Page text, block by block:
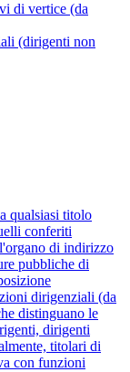
di vertice (da
(dirigenti non
qualsiasi titolo
conferiti
di indirizzo
pubbliche di
dirigenziali (da
distinguano le
dirigenti
titolari di
con funzioni